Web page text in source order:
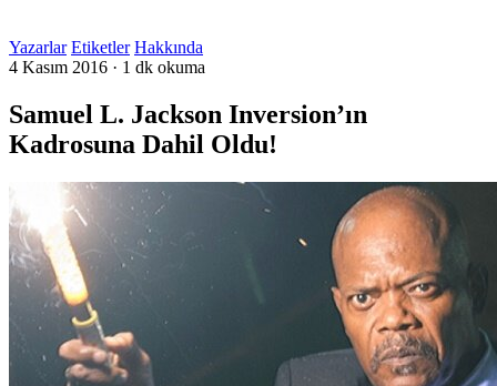
Yazarlar Etiketler Hakkında
4 Kasım 2016 · 1 dk okuma
Samuel L. Jackson Inversion’ın
Kadrosuna Dahil Oldu!